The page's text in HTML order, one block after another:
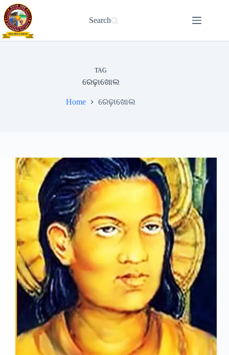
Skip
to
content
Search
TAG
ରେଢ଼ାଖୋଲ
Home ରେଢ଼ାଖୋଲ